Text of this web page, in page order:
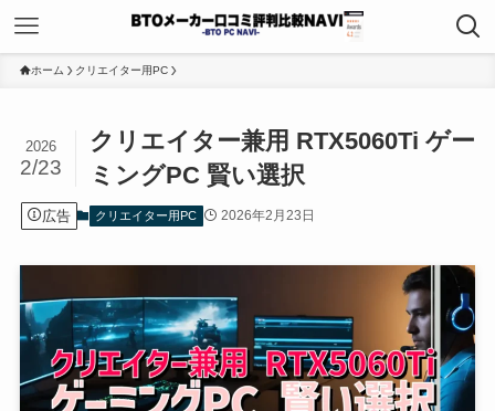
ホーム クリエイター用PC
クリエイター兼用 RTX5060Ti ゲー
ミングPC 賢い選択
2026
2/23
広告 クリエイター用PC 2026年2月23日